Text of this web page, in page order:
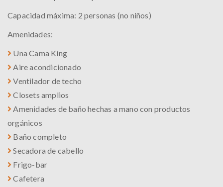
Capacidad máxima: 2 personas (no niños)
Amenidades:
Una Cama King
Aire acondicionado
Ventilador de techo
Closets amplios
Amenidades de baño hechas a mano con productos
orgánicos
Baño completo
Secadora de cabello
Frigo-bar
Cafetera